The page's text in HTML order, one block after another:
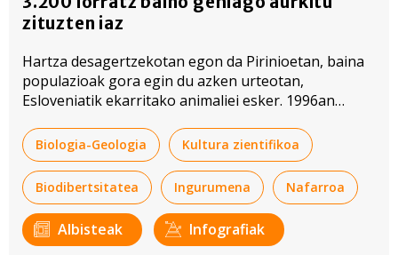
zituzten iaz
Hartza desagertzekotan egon da Pirinioetan, baina
populazioak gora egin du azken urteotan,
Esloveniatik ekarritako animaliei esker. 1996an
Biologia-Geologia Kultura zientifikoa
Biodibertsitatea Ingurumena Nafarroa
Albisteak Infografiak